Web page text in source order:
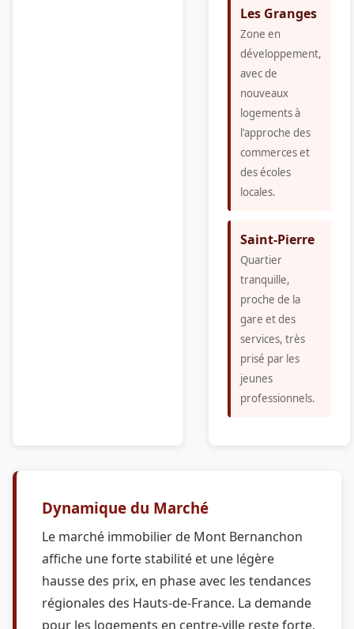
Les Granges
Zone en
développement,
avec de
nouveaux
logements à
l'approche des
commerces et
des écoles
locales.
Saint-Pierre
Quartier
tranquille,
proche de la
gare et des
services, très
prisé par les
jeunes
professionnels.
Dynamique du Marché
Le marché immobilier de Mont Bernanchon
affiche une forte stabilité et une légère
hausse des prix, en phase avec les tendances
régionales des Hauts-de-France. La demande
pour les logements en centre-ville reste forte,